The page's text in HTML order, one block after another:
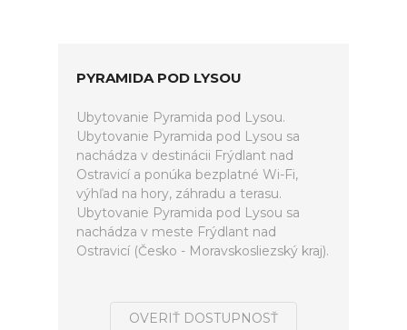
PYRAMIDA POD LYSOU
Ubytovanie Pyramida pod Lysou.
Ubytovanie Pyramida pod Lysou sa
nachádza v destinácii Frýdlant nad
Ostravicí a ponúka bezplatné Wi-Fi,
výhľad na hory, záhradu a terasu.
Ubytovanie Pyramida pod Lysou sa
nachádza v meste Frýdlant nad
Ostravicí (Česko - Moravskosliezský kraj).
OVERIŤ DOSTUPNOSŤ